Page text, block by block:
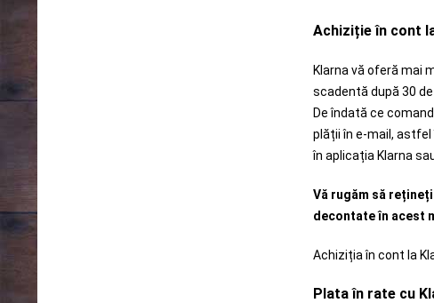
Achiziție în cont
Klarna vă oferă mai
scadentă după 30
De îndată ce
plății în e-mail,
în aplicația Klarna
Vă rugăm să
decontate în acest
Achiziția în cont la
Plata în rate cu